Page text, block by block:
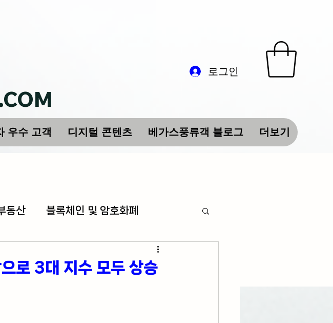
로그인
우수 고객 디지털 콘텐츠 베가스풍류객 블로그 더보기
동산 블록체인 및 암호화폐
초간단 요리 레시피
로 3대 지수 모두 상승